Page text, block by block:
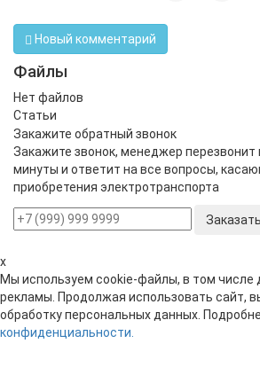
Новый комментарий
Файлы
Нет файлов
Статьи
Закажите обратный звонок
Закажите звонок, менеджер перезвонит
минуты и ответит на все вопросы,
приобретения электротранспорта
x
Мы используем cookie-файлы, в том числе
рекламы. Продолжая использовать сайт,
обработку персональных данных.
конфиденциальности.